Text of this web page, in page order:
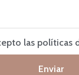
las políticas
Enviar